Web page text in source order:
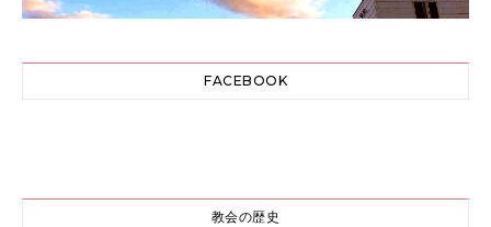
FACEBOOK
教会の歴史